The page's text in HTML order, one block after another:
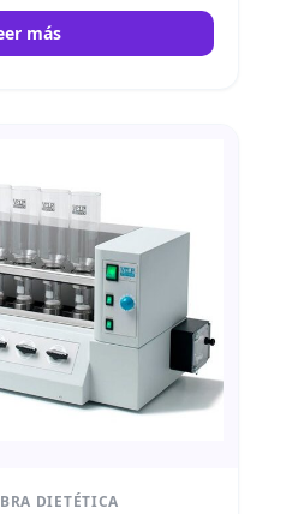
más
DIETÉTICA